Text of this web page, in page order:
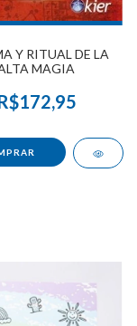
Y RITUAL DE LA
MAGIA